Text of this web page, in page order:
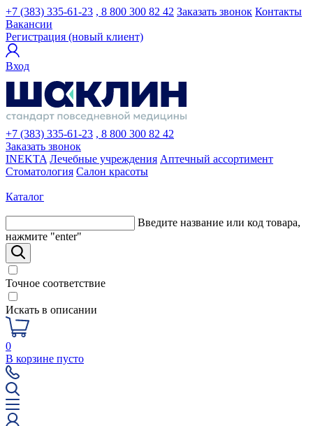
+7 (383) 335-61-23 , 8 800 300 82 42 Заказать звонок Контакты
Вакансии
Регистрация (новый клиент)
Вход
+7 (383) 335-61-23 , 8 800 300 82 42
Заказать звонок
INEKTA Лечебные учреждения Аптечный ассортимент
Стоматология Салон красоты
Каталог
Введите название или код товара,
нажмите "enter"
Точное соответствие
Искать в описании
0
В корзине пусто